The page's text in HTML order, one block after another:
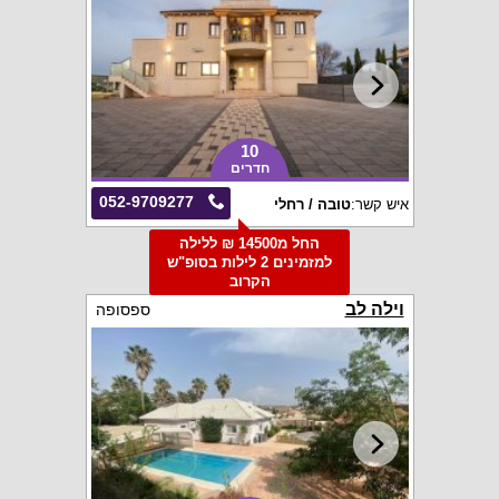
10
חדרים
052-9709277 איש קשר:טובה / רחלי
החל מ14500 ₪ ללילה
למזמינים 2 לילות בסופ"ש
הקרוב
וילה לב ספסופה